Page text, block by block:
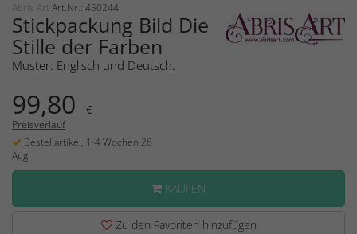
Abris Art Art.Nr.: 450244
Stickpackung Bild Die
Stille der Farben
Muster: Englisch und Deutsch.
99,80 €
Preisverlauf
Bestellartikel, 1-4 Wochen 26
Aug
KAUFEN
Zu den Favoriten hinzufügen